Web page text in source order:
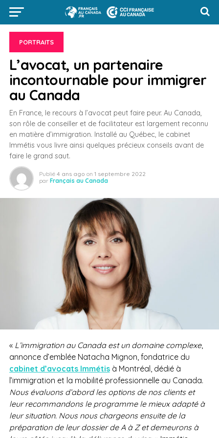
PORTRAITS
L’avocat, un partenaire
incontournable pour immigrer
au Canada
En France, le recours à l’avocat peut faire peur. Au Canada,
son rôle de conseiller et de facilitateur est largement reconnu
en matière d’immigration. Installé au Québec, le cabinet
Immétis vous livre ainsi quelques précieux conseils avant de
faire le grand saut.
Publié 4 ans ago on 1 septembre 2022
par Français au Canada
« L’immigration au Canada est un domaine complexe,
annonce d’emblée Natacha Mignon, fondatrice du
cabinet d’avocats Immétisà Montréal, dédié à
l’immigration et la mobilité professionnelle au Canada.
Nous évaluons d’abord les options de nos clients et
leur recommandons le programme le mieux adapté à
leur situation. Nous nous chargeons ensuite de la
préparation de leur dossier de A à Z et demeurons à